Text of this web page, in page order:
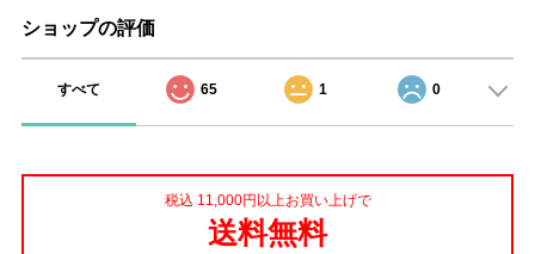
ショップの評価
すべて 65 1 0
税込 11,000円以上お買い上げで
送料無料